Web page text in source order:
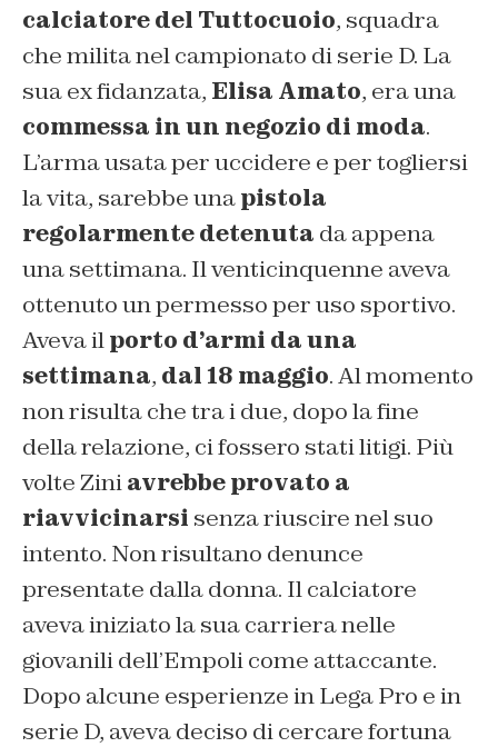
calciatore del Tuttocuoio, squadra
che milita nel campionato di serie D. La
sua ex fidanzata, Elisa Amato, era una
commessa in un negozio di moda.
L’arma usata per uccidere e per togliersi
la vita, sarebbe unapistola
regolarmente detenuta da appena
una settimana. Il venticinquenne aveva
ottenuto un permesso per uso sportivo.
Aveva ilporto d’armi da una
settimana, dal 18 maggio. Al momento
non risulta che tra i due, dopo la fine
della relazione, ci fossero stati litigi. Più
volte Ziniavrebbe provato a
riavvicinarsi senza riuscire nel suo
intento. Non risultano denunce
presentate dalla donna. Il calciatore
aveva iniziato la sua carriera nelle
giovanili dell’Empoli come attaccante.
Dopo alcune esperienze in Lega Pro e in
serie D, aveva deciso di cercare fortuna